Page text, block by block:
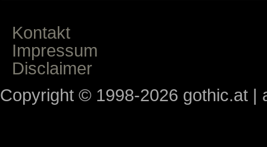
Kontakt
Impressum
Disclaimer
Copyright © 1998-2026 gothic.at |